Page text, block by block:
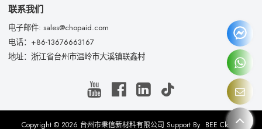
联系我们
电子邮件: sales@chopaid.com
电话：+86-13676663167
地址：浙江省台州市温岭市大溪镇联鑫村
Copyright © 2026 台州市秉信新材料有限公司 Support By BEE Cloud